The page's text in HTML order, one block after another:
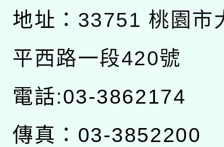
地址： 33751 桃園市
平西路一段420號
電話:03-3862174
傳真：03-3852200